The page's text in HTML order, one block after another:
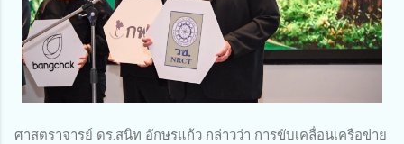
ศาสตราจารย์ ดร.สนิท อักษรแก้ว กล่าวว่า การขับเคลื่อนเครือข่าย